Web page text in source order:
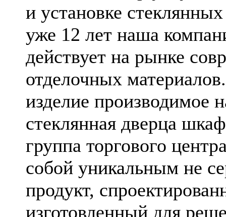
и установке
уже 12 лет наша
действует на рынке
отделочных
изделие производимое
стеклянная дверца
группа торгового
собой уникальным не
продукт,
изготовленный для